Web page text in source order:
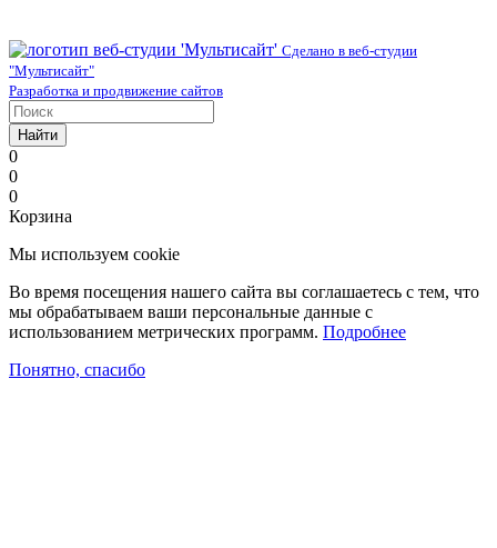
Сделано в веб-студии
"Мультисайт"
Разработка и продвижение сайтов
Найти
0
0
0
Корзина
Мы используем cookie
Во время посещения нашего сайта вы соглашаетесь с тем, что
мы обрабатываем ваши персональные данные с
использованием метрических программ. Подробнее
Понятно, спасибо